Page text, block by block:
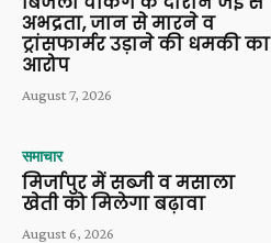
अभद्रता, जान से मारने व
ट्रांसफार्मर उड़ाने की धमकी का
आरोप
August 7, 2026
समाचार
मिर्जापुर में सब्जी व मसाला
खेती को मिलेगा बढ़ावा
August 6, 2026